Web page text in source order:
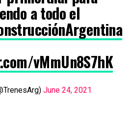
a todo el
vMmUn8S7hK
June 24, 2021